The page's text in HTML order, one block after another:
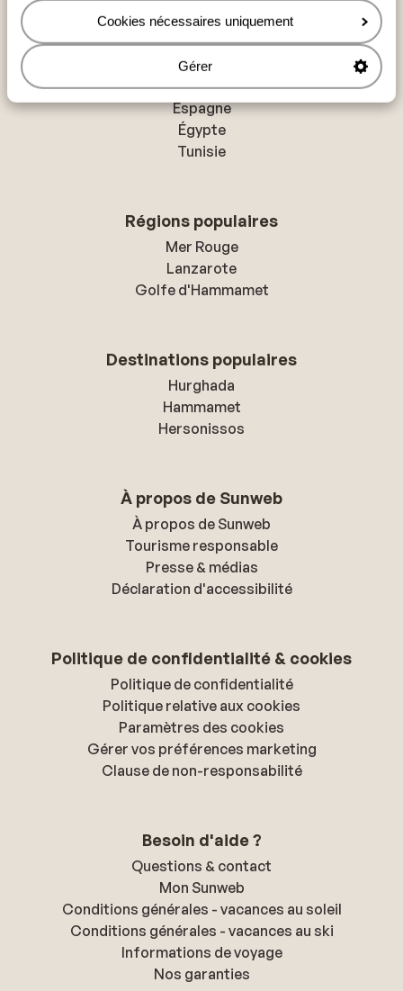
Cookies nécessaires uniquement
Gérer
Espagne
Égypte
Tunisie
Régions populaires
Mer Rouge
Lanzarote
Golfe d'Hammamet
Destinations populaires
Hurghada
Hammamet
Hersonissos
À propos de Sunweb
À propos de Sunweb
Tourisme responsable
Presse & médias
Déclaration d'accessibilité
Politique de confidentialité & cookies
Politique de confidentialité
Politique relative aux cookies
Paramètres des cookies
Gérer vos préférences marketing
Clause de non-responsabilité
Besoin d'aide ?
Questions & contact
Mon Sunweb
Conditions générales - vacances au soleil
Conditions générales - vacances au ski
Informations de voyage
Nos garanties